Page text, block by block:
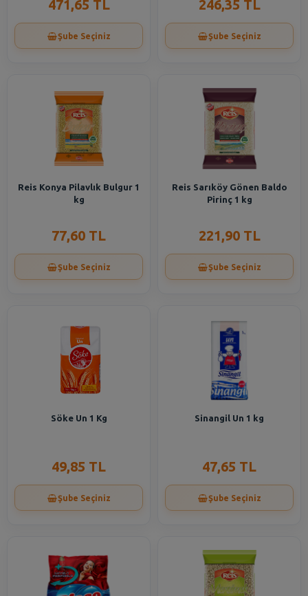
471,65 TL
Şube Seçiniz
246,35 TL
Şube Seçiniz
Reis Konya Pilavlık Bulgur 1
kg
77,60 TL
Şube Seçiniz
Reis Sarıköy Gönen Baldo
Pirinç 1 kg
221,90 TL
Şube Seçiniz
Söke Un 1 Kg
49,85 TL
Şube Seçiniz
Sinangil Un 1 kg
47,65 TL
Şube Seçiniz